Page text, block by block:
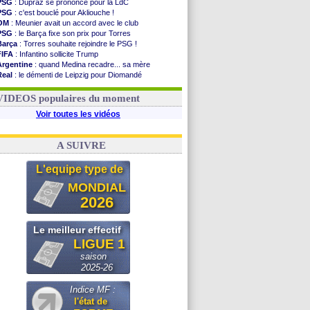
: Dupraz se prononce pour la LdC
: c'est bouclé pour Akliouche !
: Meunier avait un accord avec le club
: le Barça fixe son prix pour Torres
: Torres souhaite rejoindre le PSG !
: Infantino sollicite Trump
: quand Medina recadre... sa mère
: le démenti de Leipzig pour Diomandé
: le conseiller d'Infantino démissionne !
populaires du moment
Voir toutes les vidéos
A SUIVRE
L'equipe type de
MONDIAL
2026
Le meilleur effectif
LIGUE 1
saison
2025-26
Indice MF :
l'état de